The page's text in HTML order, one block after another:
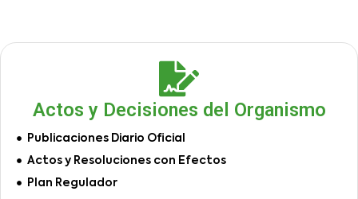
Actos y Decisiones del Organismo
Publicaciones Diario Oficial
Actos y Resoluciones con Efectos
Plan Regulador